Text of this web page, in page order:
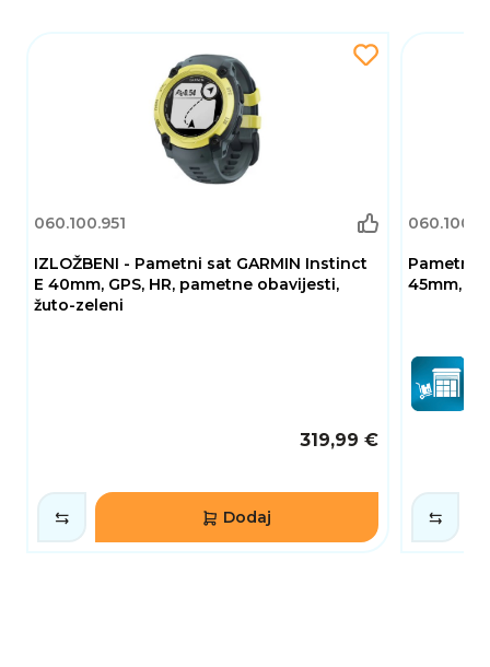
060.100.951
IZLOŽBENI - Pametni sat GARMIN Instinct
E 40mm, GPS, HR, pametne obavijesti,
žuto-zeleni
319,99 €
Dodaj
Pametni
45mm,